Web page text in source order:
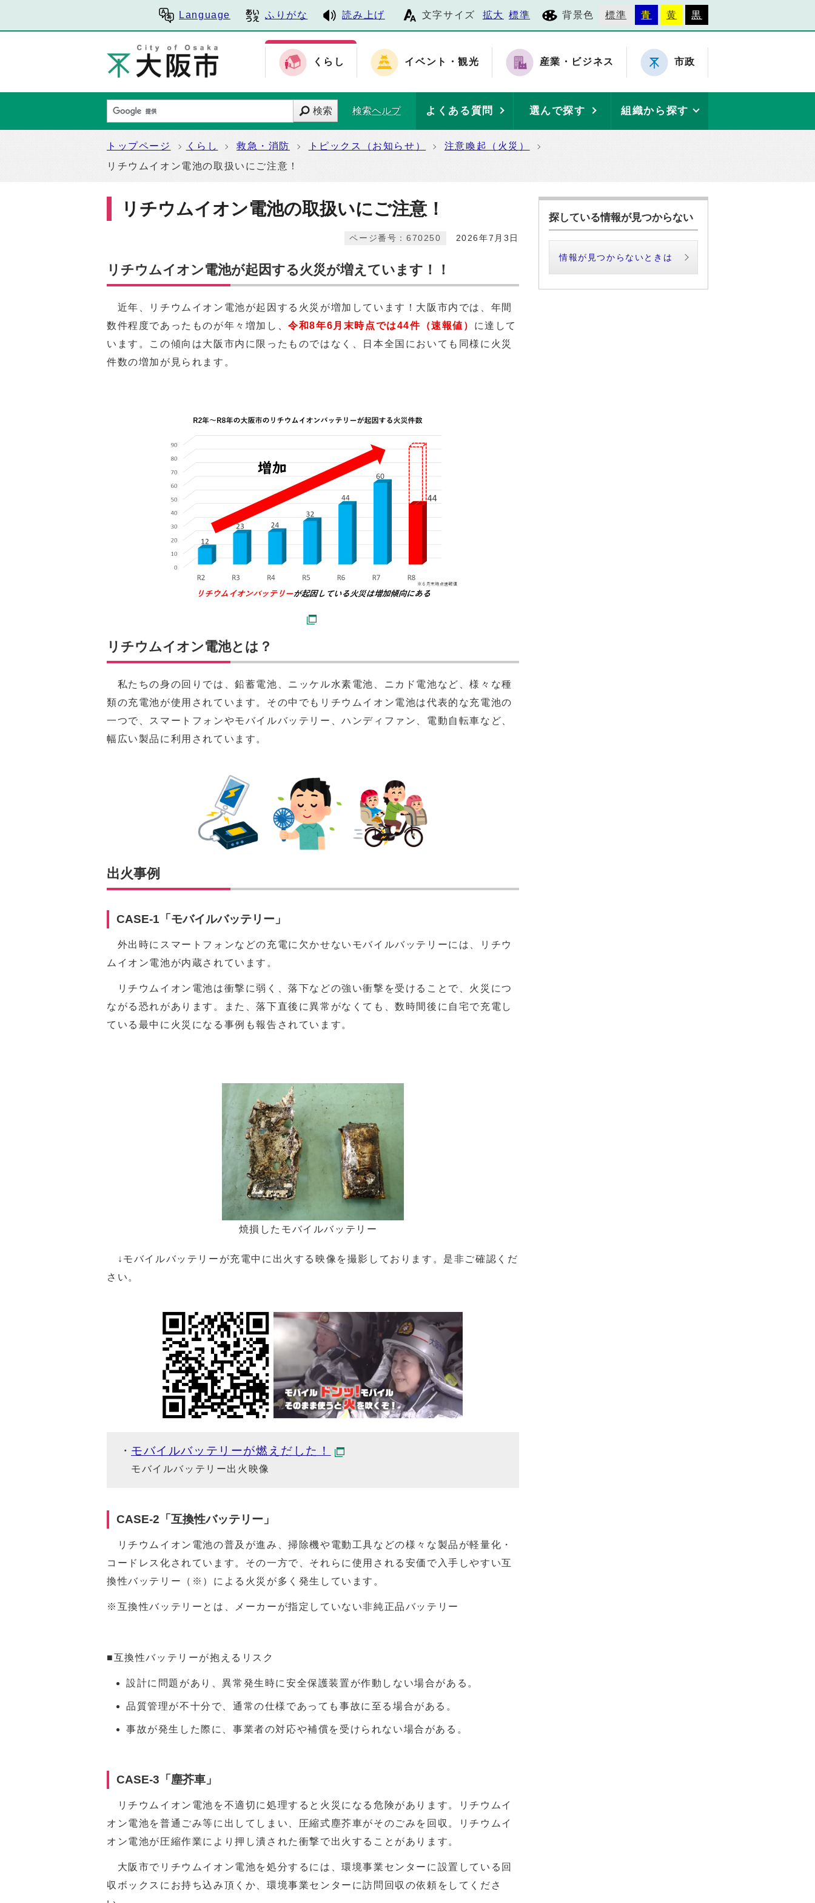
Language ふりがな 読み上げ 文字サイズ 拡大 標準 背景色 標準 青 黄 黒
くらし イベント・観光 産業・ビジネス 市政
検索 検索ヘルプ よくある質問 選んで探す 組織から探す
トップページ くらし 救急・消防 トピックス（お知らせ）
注意喚起（火災）
リチウムイオン電池の取扱いにご注意！
リチウムイオン電池の取扱いにご注意！
2026年7月3日
ページ番号：670250
リチウムイオン電池が起因する火災が増えています！！
近年、リチウムイオン電池が起因する火災が増加しています！大阪市内では、年間
数件程度であったものが年々増加し
、令和8年6月末時点では44件（速報値） に達して
います。この傾向は大阪市内に限ったものではなく、日本全国においても同様に火災
件数の増加が見られます。
リチウムイオン電池とは？
私たちの身の回りでは、鉛蓄電池、ニッケル水素電池、ニカド電池など、様々な種
類の充電池が使用されています。その中でもリチウムイオン電池は代表的な充電池の
一つで、スマートフォンやモバイルバッテリー、ハンディファン、電動自転車など、
幅広い製品に利用されています。
出火事例
CASE-1「モバイルバッテリー」
外出時にスマートフォンなどの充電に欠かせないモバイルバッテリーには、リチウ
ムイオン電池が内蔵されています。
リチウムイオン電池は衝撃に弱く、落下などの強い衝撃を受けることで、火災につ
ながる恐れがあります。また、落下直後に異常がなくても、数時間後に自宅で充電し
ている最中に火災になる事例も報告されています。
焼損したモバイルバッテリー
↓モバイルバッテリーが充電中に出火する映像を撮影しております。是非ご確認くだ
さい。
モバイルバッテリーが燃えだした！
モバイルバッテリー出火映像
CASE-2「互換性バッテリー」
リチウムイオン電池の普及が進み、掃除機や電動工具などの様々な製品が軽量化・
コードレス化されています。その一方で、それらに使用される安価で入手しやすい互
換性バッテリー（※）による火災が多く発生しています。
※互換性バッテリーとは、メーカーが指定していない非純正品バッテリー
■互換性バッテリーが抱えるリスク
設計に問題があり、異常発生時に安全保護装置が作動しない場合がある。
品質管理が不十分で、通常の仕様であっても事故に至る場合がある。
事故が発生した際に、事業者の対応や補償を受けられない場合がある。
CASE-3「塵芥車」
リチウムイオン電池を不適切に処理すると火災になる危険があります。リチウムイ
オン電池を普通ごみ等に出してしまい、圧縮式塵芥車がそのごみを回収。リチウムイ
オン電池が圧縮作業により押し潰された衝撃で出火することがあります。
大阪市でリチウムイオン電池を処分するには、環境事業センターに設置している回
収ボックスにお持ち込み頂くか、環境事業センターに訪問回収の依頼をしてくださ
探している情報が見つからない
情報が見つからないときは